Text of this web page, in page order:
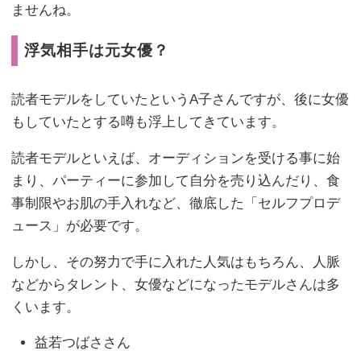
ませんね。
浮気相手は元女優？
読者モデルをしていたというA子さんですが、後に女優
もしていたとする噂も浮上してきています。
読者モデルといえば、オーディションを受ける事に始
まり、パーティーに参加して自分を売り込んだり、食
事制限やお肌の手入れなど、徹底した「セルフプロデ
ュース」が必要です。
しかし、その努力で手に入れた人気はもちろん、人脈
などからタレント、女優などになったモデルさんは多
くいます。
益若つばささん